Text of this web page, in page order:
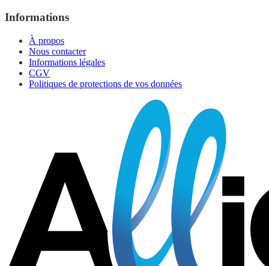
Informations
À propos
Nous contacter
Informations légales
CGV
Politiques de protections de vos données